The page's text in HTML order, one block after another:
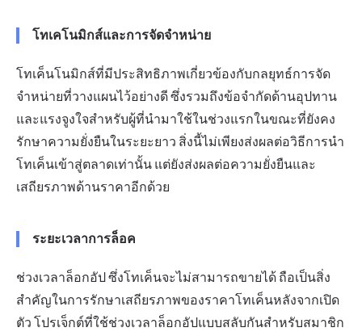
โทเคโนมิกส์และการจัดจำหน่าย
โทเค็นโนมิกส์ที่มีประสิทธิภาพเกี่ยวข้องกับกลยุทธ์การจัด
จำหน่ายที่วางแผนไว้อย่างดี ซึ่งรวมถึงข้อจำกัดด้านอุปทาน
และแรงจูงใจสำหรับผู้ที่นำมาใช้ในช่วงแรกในขณะที่ยังคง
รักษาความยั่งยืนในระยะยาว สิ่งนี้ไม่เพียงส่งผลต่อวิธีการนำ
โทเค็นเข้าสู่ตลาดเท่านั้น แต่ยังส่งผลต่อความยั่งยืนและ
เสถียรภาพด้านราคาอีกด้วย
ระยะเวลาการล็อค
ช่วงเวลาล็อกอัป ซึ่งโทเค็นจะไม่สามารถขายได้ ถือเป็นสิ่ง
สำคัญในการรักษาเสถียรภาพของราคาโทเค็นหลังจากเปิด
ตัว โปรเจ็กต์ที่ใช้ช่วงเวลาล็อกอัปแบบสลับกันสำหรับสมาชิก